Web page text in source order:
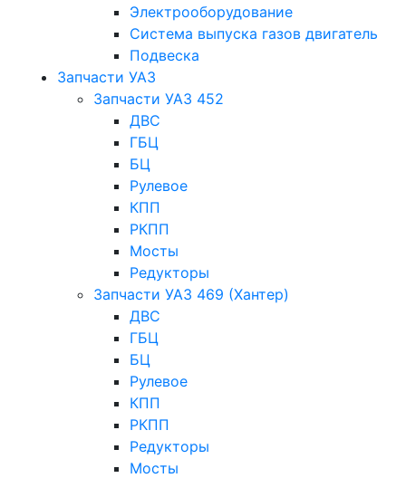
Электрооборудование
Система выпуска газов двигатель
Подвеска
Запчасти УАЗ
Запчасти УАЗ 452
ДВС
ГБЦ
БЦ
Рулевое
КПП
РКПП
Мосты
Редукторы
Запчасти УАЗ 469 (Хантер)
ДВС
ГБЦ
БЦ
Рулевое
КПП
РКПП
Редукторы
Мосты